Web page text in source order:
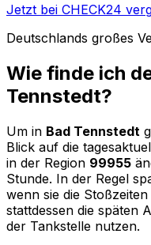
Jetzt bei CHECK24
Deutschlands großes
Wie finde ich
Tennstedt?
Um in Bad Tennstedt
Blick auf die
in der Region 99955
Stunde. In der Regel
wenn sie die
stattdessen die späten
der Tankstelle nutzen.